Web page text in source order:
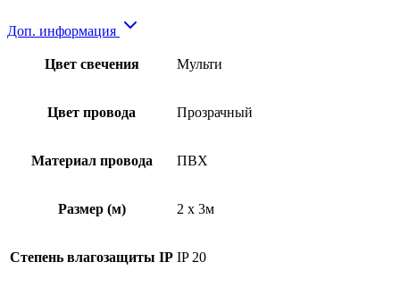
Доп. информация
Цвет свечения Мульти
Цвет провода Прозрачный
Материал провода ПВХ
Размер (м) 2 x 3м
Степень влагозащиты IP IP 20